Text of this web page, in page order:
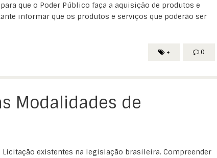
que o Poder Público faça a aquisição de produtos e
informar que os produtos e serviços que poderão ser
0
+
Modalidades de
existentes na legislação brasileira. Compreender